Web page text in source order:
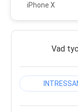
iPhone X
Vad